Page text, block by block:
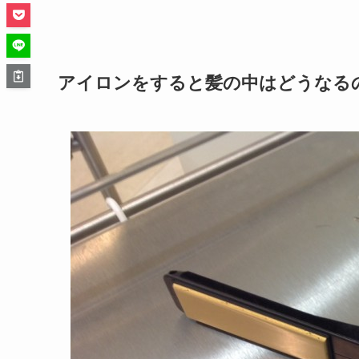
アイロンをすると髪の中はどうなる